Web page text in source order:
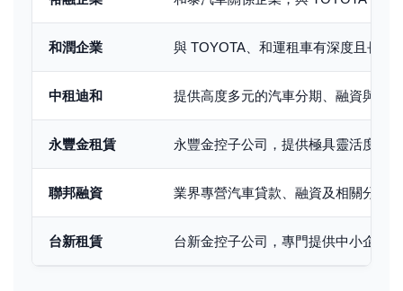
和潤企業 與 TOYOTA、和運租車有深度且長期
中租迪和 提供高度多元的汽車分期、融資與長
永豐金租賃 永豐金控子公司，提供極具靈活度的
聯邦融資 業界專營汽車貸款、融資及相關分期
台新租賃 台新金控子公司，專門提供中小企業